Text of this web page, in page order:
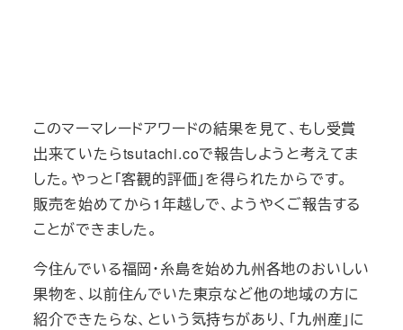
このマーマレードアワードの結果を見て、もし受賞
出来ていたらtsutachi.coで報告しようと考えてま
した。やっと「客観的評価」を得られたからです。
販売を始めてから1年越しで、ようやくご報告する
ことができました。
今住んでいる福岡・糸島を始め九州各地のおいしい
果物を、以前住んでいた東京など他の地域の方に
紹介できたらな、という気持ちがあり、「九州産」に